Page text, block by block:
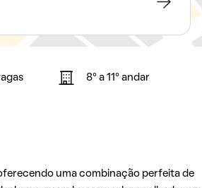
8° a 11° andar
uma combinação perfeita de